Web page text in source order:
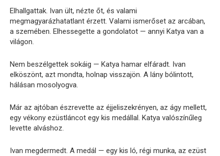
Elhallgattak. Ivan ült, nézte őt, és valami
megmagyarázhatatlant érzett. Valami ismerőset az arcában,
a szemében. Elhessegette a gondolatot — annyi Katya van a
világon.
Nem beszélgettek sokáig — Katya hamar elfáradt. Ivan
elköszönt, azt mondta, holnap visszajön. A lány bólintott,
hálásan mosolyogva.
Már az ajtóban észrevette az éjjeliszekrényen, az ágy mellett,
egy vékony ezüstláncot egy kis medállal. Katya valószínűleg
levette alváshoz.
Ivan megdermedt. A medál — egy kis ló, régi munka, az ezüst